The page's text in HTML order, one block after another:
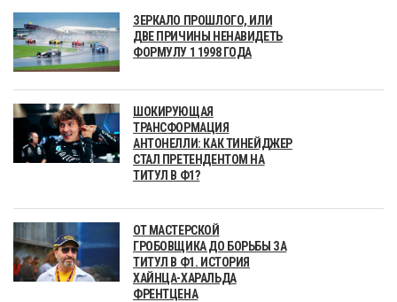
ЗЕРКАЛО ПРОШЛОГО, ИЛИ
ДВЕ ПРИЧИНЫ НЕНАВИДЕТЬ
ФОРМУЛУ 1 1998 ГОДА
ШОКИРУЮЩАЯ
ТРАНСФОРМАЦИЯ
АНТОНЕЛЛИ: КАК ТИНЕЙДЖЕР
СТАЛ ПРЕТЕНДЕНТОМ НА
ТИТУЛ В Ф1?
ОТ МАСТЕРСКОЙ
ГРОБОВЩИКА ДО БОРЬБЫ ЗА
ТИТУЛ В Ф1. ИСТОРИЯ
ХАЙНЦА-ХАРАЛЬДА
ФРЕНТЦЕНА